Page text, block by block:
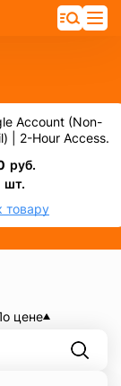
Account (Non-
| 2-Hour Access.
руб.
шт.
товару
цене